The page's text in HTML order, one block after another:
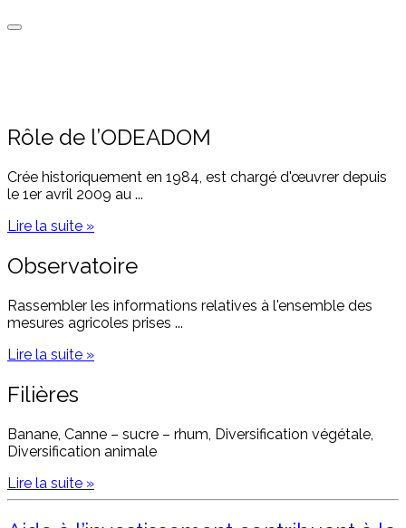
Rôle de l’ODEADOM
Crée historiquement en 1984, est chargé d'œuvrer depuis
le 1er avril 2009 au ...
Lire la suite »
Observatoire
Rassembler les informations relatives à l'ensemble des
mesures agricoles prises ...
Lire la suite »
Filières
Banane, Canne – sucre – rhum, Diversification végétale,
Diversification animale
Lire la suite »